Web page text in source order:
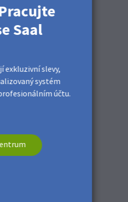
Saal
exkluzivní slevy,
systém
účtu.